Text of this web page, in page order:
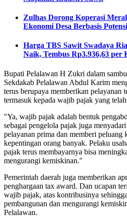
Zulhas Dorong Koperasi
Ekonomi Desa Berbasis
Harga TBS Sawit Swadaya
Naik, Tembus Rp3.936,63 per
Bupati Pelalawan H Zukri dalam
Sekdakab Pelalawan Abdul Karim
terus berupaya memberikan pelayanan
termasuk kepada wajib pajak yang
"Ya, wajib pajak adalah bentuk
sebagai pengelola pajak juga
pelayanan prima dan memberi peluang
kepentingan orang banyak. Pelaku
pajak terus membayarnya bisa
mengurangi kemiskinan."
Pemerintah daerah juga memberikan
penghargaan tax award. Dan ucapan
wajib pajak, atas kontribusinya
pembangunan dan mengurangi
Pelalawan.